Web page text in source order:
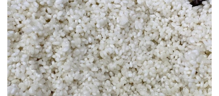
Quan sát
Cuộc sống đó đây
Hồ sơ
Video
Ảnh
E-Magazine
Infographic